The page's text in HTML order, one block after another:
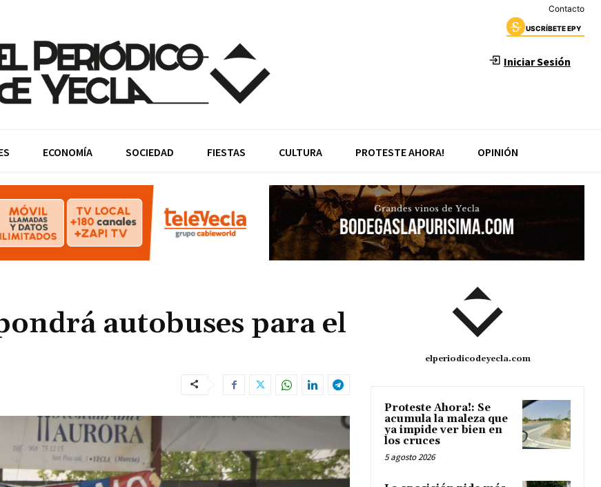
Contacto
USCRÍBETE EPY
Iniciar Sesión
ECONOMÍA SOCIEDAD FIESTAS CULTURA PROTESTE AHORA! OPINIÓN
autobuses para el
elperiodicodeyecla.com
Proteste Ahora!: Se
acumula la maleza que
ya impide ver bien en
los cruces
5 agosto 2026